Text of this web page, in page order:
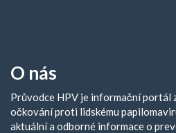
O nás
Průvodce HPV je informační portál
očkování proti lidskému
aktuální a odborné informace o